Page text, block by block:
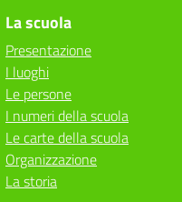
La scuola
Presentazione
I luoghi
Le persone
I numeri della scuola
Le carte della scuola
Organizzazione
La storia